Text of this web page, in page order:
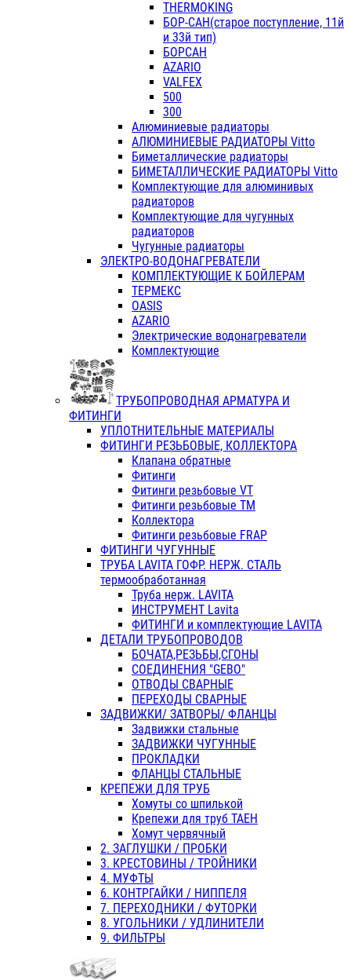
THERMOKING
БОР-САН(старое поступление, 11й
и 33й тип)
БОРСАН
AZARIO
VALFEX
500
300
Алюминиевые радиаторы
АЛЮМИНИЕВЫЕ РАДИАТОРЫ Vitto
Биметаллические радиаторы
БИМЕТАЛЛИЧЕСКИЕ РАДИАТОРЫ Vitto
Комплектующие для алюминивых
радиаторов
Комплектующие для чугунных
радиаторов
Чугунные радиаторы
ЭЛЕКТРО-ВОДОНАГРЕВАТЕЛИ
КОМПЛЕКТУЮЩИЕ К БОЙЛЕРАМ
ТЕРМЕКС
OASIS
AZARIO
Электрические водонагреватели
Комплектующие
ТРУБОПРОВОДНАЯ АРМАТУРА И
ФИТИНГИ
УПЛОТНИТЕЛЬНЫЕ МАТЕРИАЛЫ
ФИТИНГИ РЕЗЬБОВЫЕ, КОЛЛЕКТОРА
Клапана обратные
Фитинги
Фитинги резьбовые VT
Фитинги резьбовые ТМ
Коллектора
Фитинги резьбовые FRAP
ФИТИНГИ ЧУГУННЫЕ
ТРУБА LAVITA ГОФР. НЕРЖ. СТАЛЬ
термообработанная
Труба нерж. LAVITA
ИНСТРУМЕНТ Lavita
ФИТИНГИ и комплектующие LAVITA
ДЕТАЛИ ТРУБОПРОВОДОВ
БОЧАТА,РЕЗЬБЫ,СГОНЫ
СОЕДИНЕНИЯ "GEBO"
ОТВОДЫ СВАРНЫЕ
ПЕРЕХОДЫ СВАРНЫЕ
ЗАДВИЖКИ/ ЗАТВОРЫ/ ФЛАНЦЫ
Задвижки стальные
ЗАДВИЖКИ ЧУГУННЫЕ
ПРОКЛАДКИ
ФЛАНЦЫ СТАЛЬНЫЕ
КРЕПЕЖИ ДЛЯ ТРУБ
Хомуты со шпилькой
Крепежи для труб ТАЕН
Хомут червячный
2. ЗАГЛУШКИ / ПРОБКИ
3. КРЕСТОВИНЫ / ТРОЙНИКИ
4. МУФТЫ
6. КОНТРГАЙКИ / НИППЕЛЯ
7. ПЕРЕХОДНИКИ / ФУТОРКИ
8. УГОЛЬНИКИ / УДЛИНИТЕЛИ
9. ФИЛЬТРЫ